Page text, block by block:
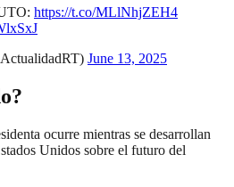
https://t.co/MLlNhjZEH4
June 13, 2025
ocurre mientras se desarrollan
Unidos sobre el futuro del